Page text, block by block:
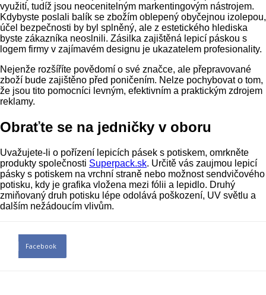
využití, tudíž jsou neocenitelným markentingovým nástrojem.
Kdybyste poslali balík se zbožím oblepený obyčejnou izolepou,
účel bezpečnosti by byl splněný, ale z estetického hlediska
byste zákazníka neoslnili. Zásilka zajištěná lepicí páskou s
logem firmy v zajímavém designu je ukazatelem profesionality.
Nejenže rozšíříte povědomí o své značce, ale přepravované
zboží bude zajištěno před poničením. Nelze pochybovat o tom,
že jsou tito pomocníci levným, efektivním a praktickým zdrojem
reklamy.
Obraťte se na jedničky v oboru
Uvažujete-li o pořízení lepicích pásek s potiskem, omrkněte
produkty společnosti Superpack.sk. Určitě vás zaujmou lepicí
pásky s potiskem na vrchní straně nebo možnost sendvičového
potisku, kdy je grafika vložena mezi fólii a lepidlo. Druhý
zmiňovaný druh potisku lépe odolává poškození, UV světlu a
dalším nežádoucím vlivům.
Facebook